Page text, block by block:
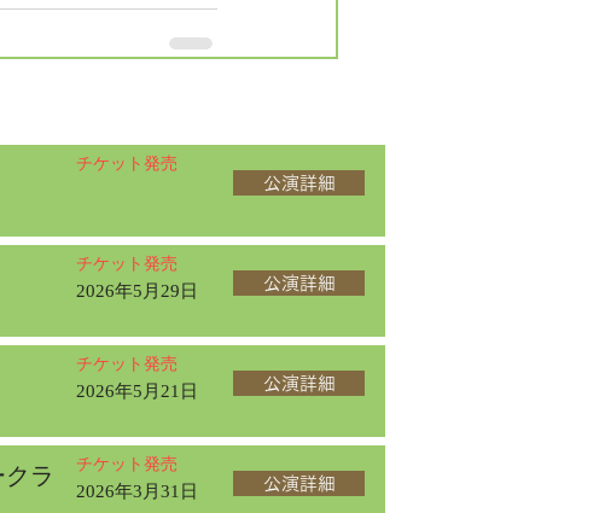
チケット発売
公演詳細
チケット発売
2026年5月29日 公演詳細
チケット発売
2026年5月21日 公演詳細
ラ
チケット発売
2026年3月31日 公演詳細